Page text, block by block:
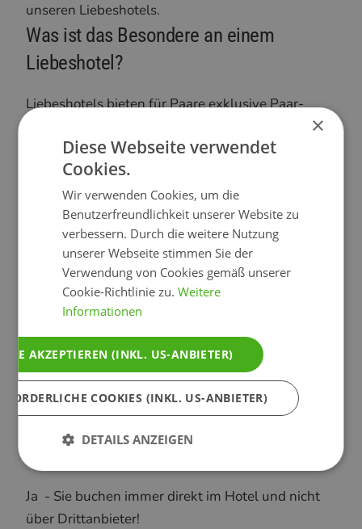
unseren Liebeshotels.
Was ist das Besondere an einem
Liebeshotel?
Liebeshotels bieten für Paare exklusive Paar-
versehen sind. Vom Liebesspielzeug bis hin zu
tollen Love-Boxes können die Gäste in der
Rezeption diskret in Empfang nehmen und damit
selbst entscheiden was Sie in einem Liebesurlaub
und Kuschelurlaub erleben wollen. Der Gast ist
König!
Anfragen und direkt buchen
Kann man Liebeshotels direkt buchen?
Ja - der grösste Teil der Liebeshotels ist direkt
buchbar, sonst verwenden Sie bitte die in der
Hotelansicht integrierte "UNVERBINDLICHE
ANFRAGE".
Ja - Sie buchen immer direkt im Hotel und nicht
über Drittanbieter!
×
Diese Webseite verwendet
Cookies.
Wir verwenden Cookies, um die
Benutzerfreundlichkeit unserer Website zu
verbessern. Durch die weitere Nutzung
unserer Webseite stimmen Sie der
Verwendung von Cookies gemäß unserer
Cookie-Richtlinie zu.Weitere
Informationen
AKZEPTIEREN (INKL. US-ANBIETER)
COOKIES (INKL. US-ANBIETER)
DETAILS ANZEIGEN